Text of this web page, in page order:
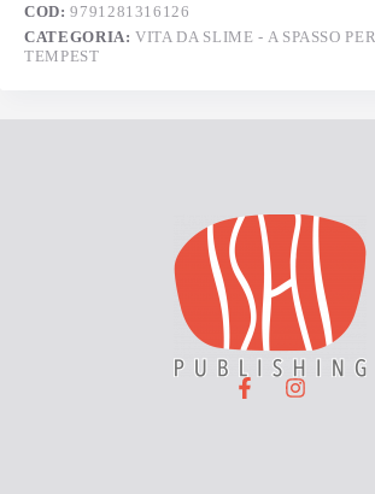
COD:9791281316126
CATEGORIA:VITA DA SLIME - A SPASSO PER
TEMPEST